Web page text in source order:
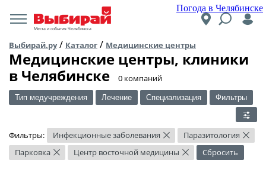
Погода в Челябинске
Места и события Челябинска
Выбирай.ру/ Каталог / Медицинские центры
Медицинские центры, клиники
в Челябинске
​0 компаний
Тип медучреждения Лечение Специализация Фильтры
Фильтры: Инфекционные заболевания × Паразитология ×
Парковка × Центр восточной медицины × Сбросить